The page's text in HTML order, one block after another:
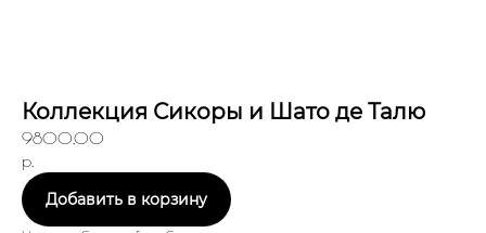
Коллекция Сикоры и Шато де Талю
9800,00
р.
Добавить в корзину